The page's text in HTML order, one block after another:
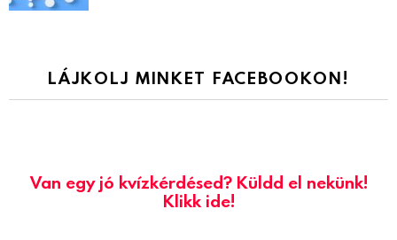
LÁJKOLJ MINKET FACEBOOKON!
Van egy jó kvízkérdésed? Küldd el nekünk!
Klikk ide!